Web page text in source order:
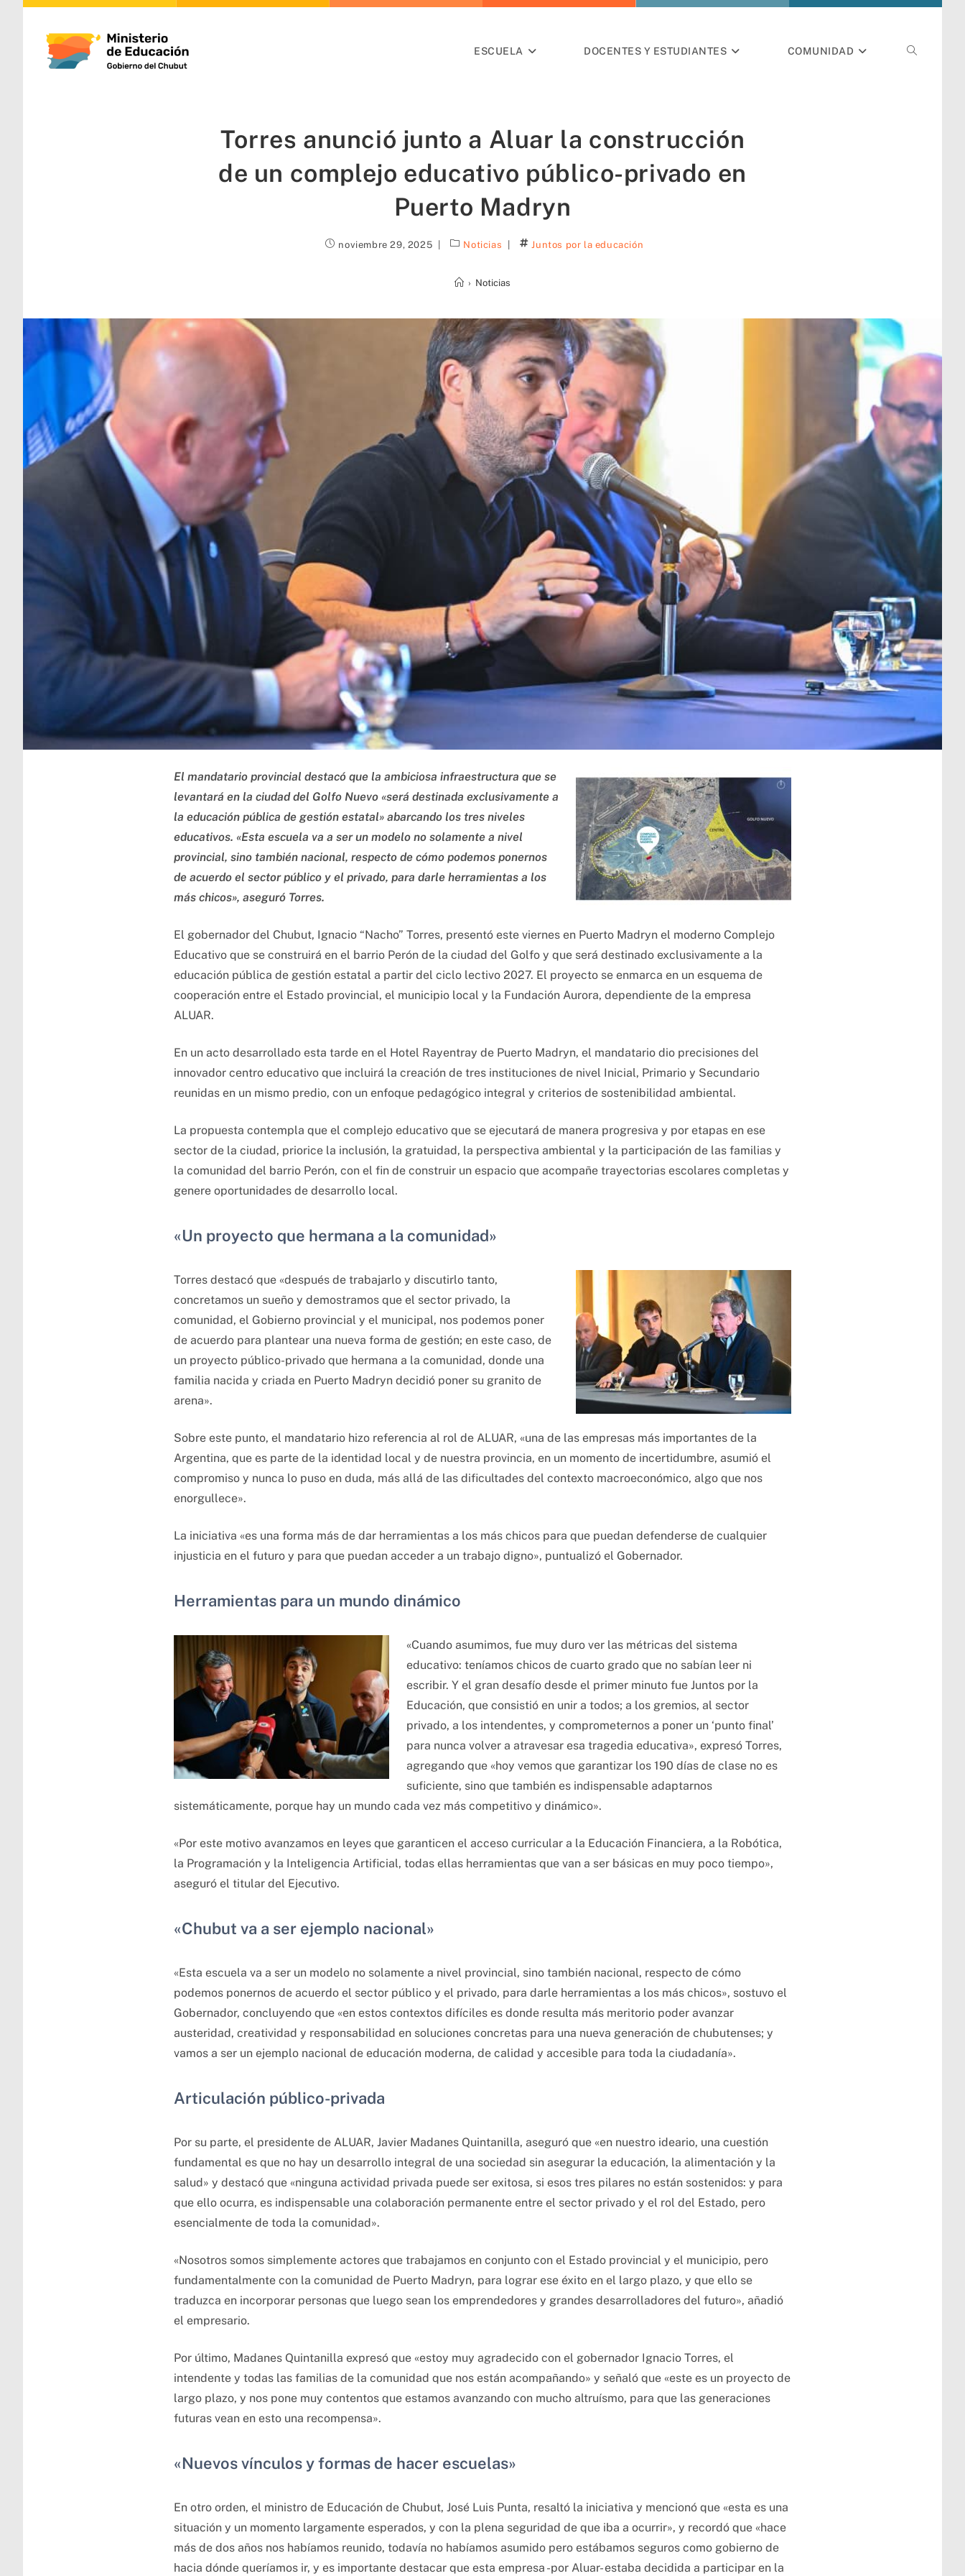
ESCUELA DOCENTES Y ESTUDIANTES COMUNIDAD
Torres anunció junto a Aluar la construcción
de un complejo educativo público-privado en
Puerto Madryn
noviembre 29, 2025 Noticias Juntos por la educación
› Noticias
El mandatario provincial destacó que la ambiciosa infraestructura que se
levantará en la ciudad del Golfo Nuevo «será destinada exclusivamente a
la educación pública de gestión estatal» abarcando los tres niveles
educativos. «Esta escuela va a ser un modelo no solamente a nivel
provincial, sino también nacional, respecto de cómo podemos ponernos
de acuerdo el sector público y el privado, para darle herramientas a los
más chicos», aseguró Torres.
El gobernador del Chubut, Ignacio “Nacho” Torres, presentó este viernes en Puerto Madryn el moderno Complejo
Educativo que se construirá en el barrio Perón de la ciudad del Golfo y que será destinado exclusivamente a la
educación pública de gestión estatal a partir del ciclo lectivo 2027. El proyecto se enmarca en un esquema de
cooperación entre el Estado provincial, el municipio local y la Fundación Aurora, dependiente de la empresa
ALUAR.
En un acto desarrollado esta tarde en el Hotel Rayentray de Puerto Madryn, el mandatario dio precisiones del
innovador centro educativo que incluirá la creación de tres instituciones de nivel Inicial, Primario y Secundario
reunidas en un mismo predio, con un enfoque pedagógico integral y criterios de sostenibilidad ambiental.
La propuesta contempla que el complejo educativo que se ejecutará de manera progresiva y por etapas en ese
sector de la ciudad, priorice la inclusión, la gratuidad, la perspectiva ambiental y la participación de las familias y
la comunidad del barrio Perón, con el fin de construir un espacio que acompañe trayectorias escolares completas y
genere oportunidades de desarrollo local.
«Un proyecto que hermana a la comunidad»
Torres destacó que «después de trabajarlo y discutirlo tanto,
concretamos un sueño y demostramos que el sector privado, la
comunidad, el Gobierno provincial y el municipal, nos podemos poner
de acuerdo para plantear una nueva forma de gestión; en este caso, de
un proyecto público-privado que hermana a la comunidad, donde una
familia nacida y criada en Puerto Madryn decidió poner su granito de
arena».
Sobre este punto, el mandatario hizo referencia al rol de ALUAR, «una de las empresas más importantes de la
Argentina, que es parte de la identidad local y de nuestra provincia, en un momento de incertidumbre, asumió el
compromiso y nunca lo puso en duda, más allá de las dificultades del contexto macroeconómico, algo que nos
enorgullece».
La iniciativa «es una forma más de dar herramientas a los más chicos para que puedan defenderse de cualquier
injusticia en el futuro y para que puedan acceder a un trabajo digno», puntualizó el Gobernador.
Herramientas para un mundo dinámico
«Cuando asumimos, fue muy duro ver las métricas del sistema
educativo: teníamos chicos de cuarto grado que no sabían leer ni
escribir. Y el gran desafío desde el primer minuto fue Juntos por la
Educación, que consistió en unir a todos; a los gremios, al sector
privado, a los intendentes, y comprometernos a poner un ‘punto final’
para nunca volver a atravesar esa tragedia educativa», expresó Torres,
agregando que «hoy vemos que garantizar los 190 días de clase no es
suficiente, sino que también es indispensable adaptarnos
sistemáticamente, porque hay un mundo cada vez más competitivo y dinámico».
«Por este motivo avanzamos en leyes que garanticen el acceso curricular a la Educación Financiera, a la Robótica,
la Programación y la Inteligencia Artificial, todas ellas herramientas que van a ser básicas en muy poco tiempo»,
aseguró el titular del Ejecutivo.
«Chubut va a ser ejemplo nacional»
«Esta escuela va a ser un modelo no solamente a nivel provincial, sino también nacional, respecto de cómo
podemos ponernos de acuerdo el sector público y el privado, para darle herramientas a los más chicos», sostuvo el
Gobernador, concluyendo que «en estos contextos difíciles es donde resulta más meritorio poder avanzar
austeridad, creatividad y responsabilidad en soluciones concretas para una nueva generación de chubutenses; y
vamos a ser un ejemplo nacional de educación moderna, de calidad y accesible para toda la ciudadanía».
Articulación público-privada
Por su parte, el presidente de ALUAR, Javier Madanes Quintanilla, aseguró que «en nuestro ideario, una cuestión
fundamental es que no hay un desarrollo integral de una sociedad sin asegurar la educación, la alimentación y la
salud» y destacó que «ninguna actividad privada puede ser exitosa, si esos tres pilares no están sostenidos: y para
que ello ocurra, es indispensable una colaboración permanente entre el sector privado y el rol del Estado, pero
esencialmente de toda la comunidad».
«Nosotros somos simplemente actores que trabajamos en conjunto con el Estado provincial y el municipio, pero
fundamentalmente con la comunidad de Puerto Madryn, para lograr ese éxito en el largo plazo, y que ello se
traduzca en incorporar personas que luego sean los emprendedores y grandes desarrolladores del futuro», añadió
el empresario.
Por último, Madanes Quintanilla expresó que «estoy muy agradecido con el gobernador Ignacio Torres, el
intendente y todas las familias de la comunidad que nos están acompañando» y señaló que «este es un proyecto de
largo plazo, y nos pone muy contentos que estamos avanzando con mucho altruísmo, para que las generaciones
futuras vean en esto una recompensa».
«Nuevos vínculos y formas de hacer escuelas»
En otro orden, el ministro de Educación de Chubut, José Luis Punta, resaltó la iniciativa y mencionó que «esta es una
situación y un momento largamente esperados, y con la plena seguridad de que iba a ocurrir», y recordó que «hace
más de dos años nos habíamos reunido, todavía no habíamos asumido pero estábamos seguros como gobierno de
hacia dónde queríamos ir, y es importante destacar que esta empresa -por Aluar- estaba decidida a participar en la